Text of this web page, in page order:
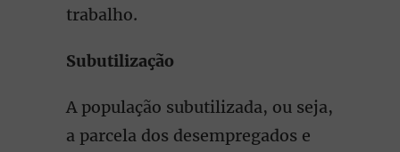
trabalho.
Subutilização
A população subutilizada, ou seja,
a parcela dos desempregados e